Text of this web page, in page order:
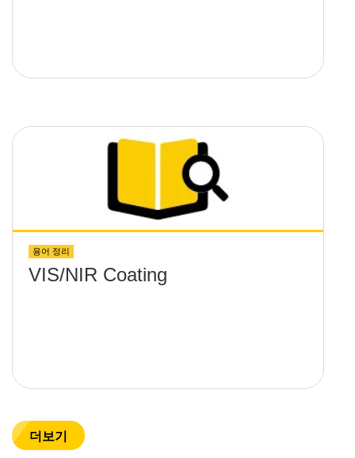
용어 정리
VIS/NIR Coating
더보기